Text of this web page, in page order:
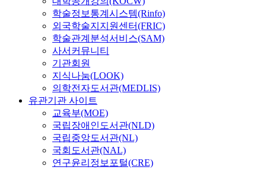
학술정보통계시스템(Rinfo)
외국학술지지원센터(FRIC)
학술관계분석서비스(SAM)
사서커뮤니티
기관회원
지식나눔(LOOK)
의학전자도서관(MEDLIS)
유관기관 사이트
교육부(MOE)
국립장애인도서관(NLD)
국립중앙도서관(NL)
국회도서관(NAL)
연구윤리정보포털(CRE)